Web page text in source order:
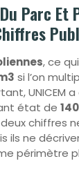
Parc Et
, ce
si l’on
UNICEM
état de
chiffres
ils ne
périmètre